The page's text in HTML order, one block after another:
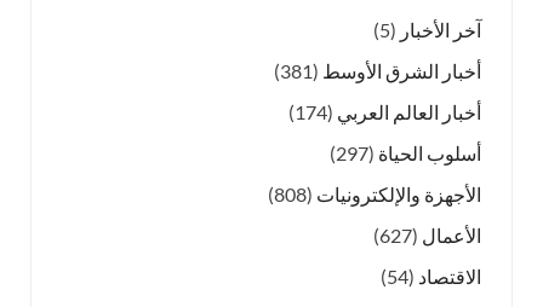
آخر الأخبار (5)
أخبار الشرق الأوسط (381)
أخبار العالم العربي (174)
أسلوب الحياة (297)
الأجهزة والإلكترونيات (808)
الأعمال (627)
الاقتصاد (54)